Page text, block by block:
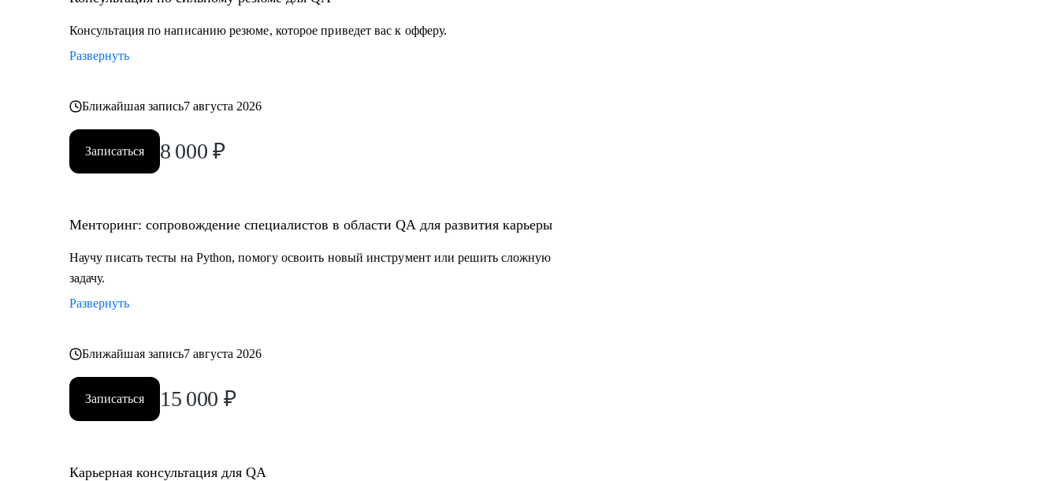
• Всем, кто только собирается начать работать в области QA или в IT.
• Тем, кто не может найти первую работу в IT.
• Тем, кто столкнулся со сложной задачей на проекте.
Консультация по написанию резюме, которое приведет вас к офферу.
Развернуть
Ближайшая запись7 августа 2026
Записаться 8 000 ₽
Менторинг: сопровождение специалистов в области QA для развития карьеры
Научу писать тесты на Python, помогу освоить новый инструмент или решить сложную
задачу.
Развернуть
Ближайшая запись7 августа 2026
Записаться 15 000 ₽
Карьерная консультация для QA